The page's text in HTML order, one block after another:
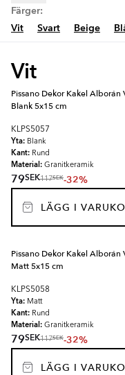
Färger:
Vit
Svart Beige
Vit
Pissano Dekor Kakel Alborán
Blank 5x15 cm
KLPS5057
Yta: Blank
Kant: Rund
Material: Granitkeramik
79SEK117SEK-32%
LÄGG I
Pissano Dekor Kakel Alborán
Matt 5x15 cm
KLPS5058
Yta: Matt
Kant: Rund
Material: Granitkeramik
79SEK117SEK-32%
LÄGG I